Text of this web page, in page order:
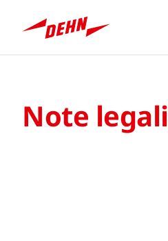
content
LOGIN / REGISTER
Note legali